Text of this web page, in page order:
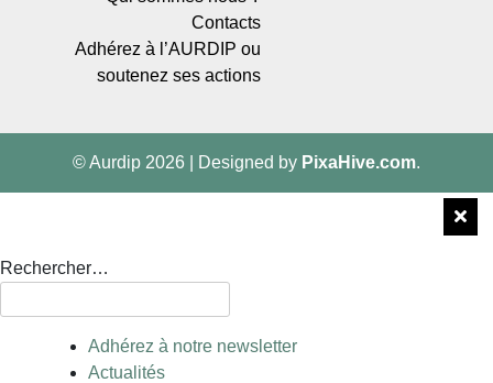
Contacts
Adhérez à l’AURDIP ou
soutenez ses actions
© Aurdip 2026 Designed by PixaHive.com.
Rechercher…
Adhérez à notre newsletter
Actualités